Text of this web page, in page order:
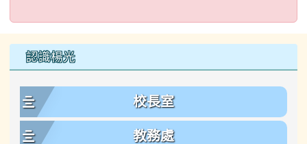
左邊區域內容
認識楊光
校長室
教務處